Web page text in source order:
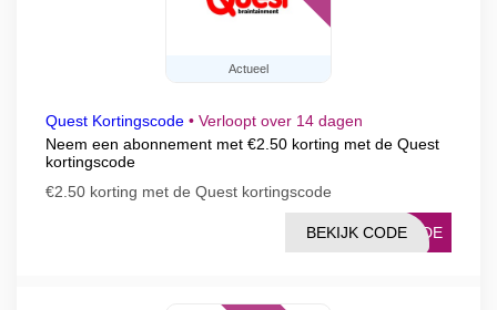
Actueel
Quest Kortingscode • Verloopt over 14 dagen
Neem een abonnement met €2.50 korting met de Quest
kortingscode
€2.50 korting met de Quest kortingscode
CODE
BEKIJK CODE